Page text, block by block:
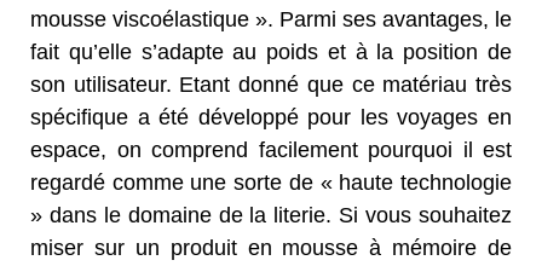
mousse viscoélastique ». Parmi ses avantages, le
fait qu’elle s’adapte au poids et à la position de
son utilisateur. Etant donné que ce matériau très
spécifique a été développé pour les voyages en
espace, on comprend facilement pourquoi il est
regardé comme une sorte de « haute technologie
» dans le domaine de la literie. Si vous souhaitez
miser sur un produit en mousse à mémoire de